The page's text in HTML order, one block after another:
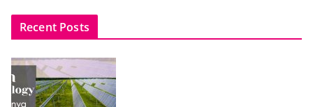
Recent Posts